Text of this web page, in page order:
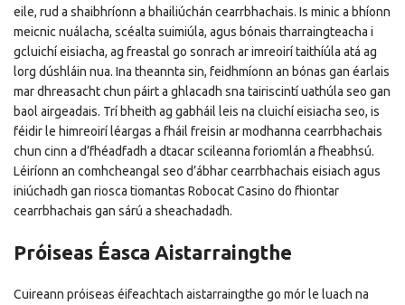
eile, rud a shaibhríonn a bhailiúchán cearrbhachais. Is minic a bhíonn
meicnic nuálacha, scéalta suimiúla, agus bónais tharraingteacha i
gcluichí eisiacha, ag freastal go sonrach ar imreoirí taithíúla atá ag
lorg dúshláin nua. Ina theannta sin, feidhmíonn an bónas gan éarlais
mar dhreasacht chun páirt a ghlacadh sna tairiscintí uathúla seo gan
baol airgeadais. Trí bheith ag gabháil leis na cluichí eisiacha seo, is
féidir le himreoirí léargas a fháil freisin ar modhanna cearrbhachais
chun cinn a d’fhéadfadh a dtacar scileanna foriomlán a fheabhsú.
Léiríonn an comhcheangal seo d’ábhar cearrbhachais eisiach agus
iniúchadh gan riosca tiomantas Robocat Casino do fhiontar
cearrbhachais gan sárú a sheachadadh.
Próiseas Éasca Aistarraingthe
Cuireann próiseas éifeachtach aistarraingthe go mór le luach na